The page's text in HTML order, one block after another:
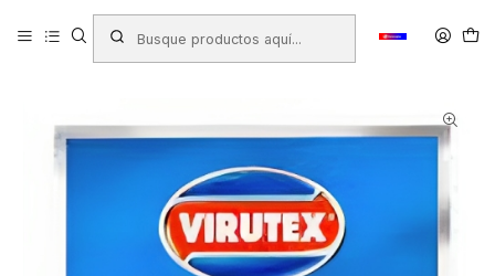
Productos ASEO HOGAR Paños y Traperos
TRAPERO MICROFIBRAS VIRUTEX 50 X 60 ABRASIVO